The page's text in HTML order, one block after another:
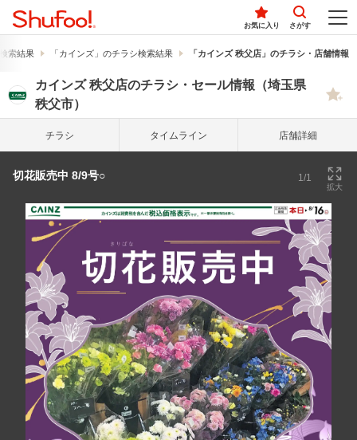
お気に入り さがす
索結果 「カインズ」のチラシ検索結果 「カインズ 秩父店」のチラシ・店舗情報
カインズ 秩父店のチラシ・セール情報（埼玉県
秩父市）
チラシ タイム ライン 店舗詳細
切花販売中 8/9号○ 1/1
拡大